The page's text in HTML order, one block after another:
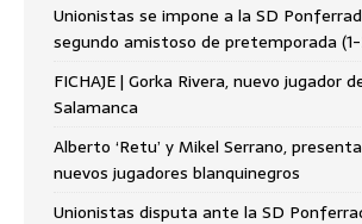
Unionistas se impone a la SD
segundo amistoso de pretemporada
FICHAJE | Gorka Rivera, nuevo jugador
Salamanca
Alberto ‘Retu’ y Mikel Serrano,
nuevos jugadores blanquinegros
Unionistas disputa ante la SD